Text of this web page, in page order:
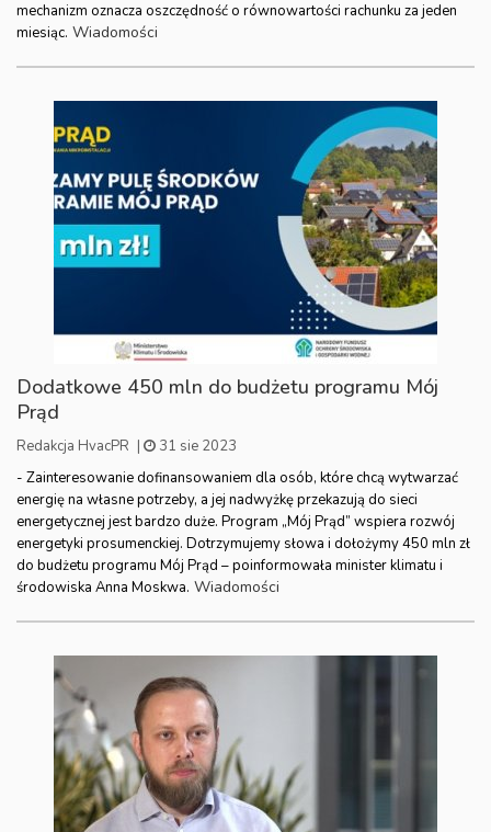
mechanizm oznacza oszczędność o równowartości rachunku za jeden
miesiąc. Wiadomości
Dodatkowe 450 mln do budżetu programu Mój
Prąd
Redakcja HvacPR |
31 sie 2023
- Zainteresowanie dofinansowaniem dla osób, które chcą wytwarzać
energię na własne potrzeby, a jej nadwyżkę przekazują do sieci
energetycznej jest bardzo duże. Program „Mój Prąd” wspiera rozwój
energetyki prosumenckiej. Dotrzymujemy słowa i dołożymy 450 mln zł
do budżetu programu Mój Prąd – poinformowała minister klimatu i
środowiska Anna Moskwa. Wiadomości